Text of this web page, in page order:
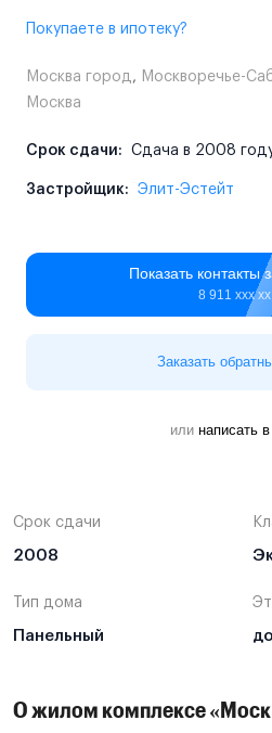
Покупаете в ипотеку?
Москва город , Москворечье-
Москва
Срок сдачи: Сдача в 2008
Застройщик: Элит-Эстейт
Показать контакты
8 911 ххх
Заказать
или написать
Срок сдачи
2008
Тип дома
Панельный
О жилом комплексе